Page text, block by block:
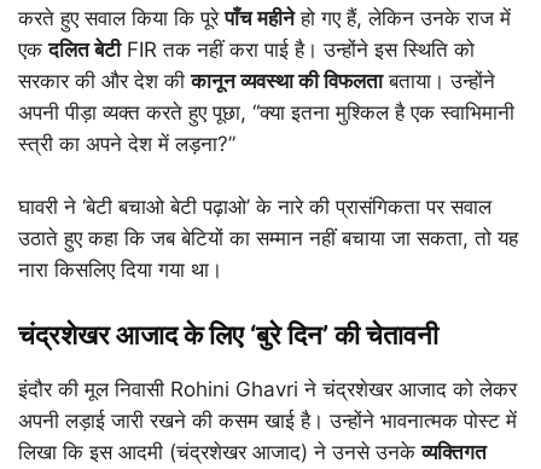
करते हुए सवाल किया कि पूरेपाँच महीनेहो गए हैं, लेकिन उनके राज में
एकदलित बेटीFIR तक नहीं करा पाई है। उन्होंने इस स्थिति को
सरकार की और देश कीकानून व्यवस्था की विफलताबताया। उन्होंने
अपनी पीड़ा व्यक्त करते हुए पूछा, “क्या इतना मुश्किल है एक स्वाभिमानी
स्त्री का अपने देश में लड़ना?”
घावरी ने ‘बेटी बचाओ बेटी पढ़ाओ’ के नारे की प्रासंगिकता पर सवाल
उठाते हुए कहा कि जब बेटियों का सम्मान नहीं बचाया जा सकता, तो यह
नारा किसलिए दिया गया था।
चंद्रशेखर आजाद के लिए ‘बुरे दिन’ की चेतावनी
इंदौर की मूल निवासी Rohini Ghavri ने चंद्रशेखर आजाद को लेकर
अपनी लड़ाई जारी रखने की कसम खाई है। उन्होंने भावनात्मक पोस्ट में
लिखा कि इस आदमी (चंद्रशेखर आजाद) ने उनसे उनकेव्यक्तिगत